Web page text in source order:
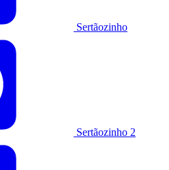
Sertãozinho
Sertãozinho 2